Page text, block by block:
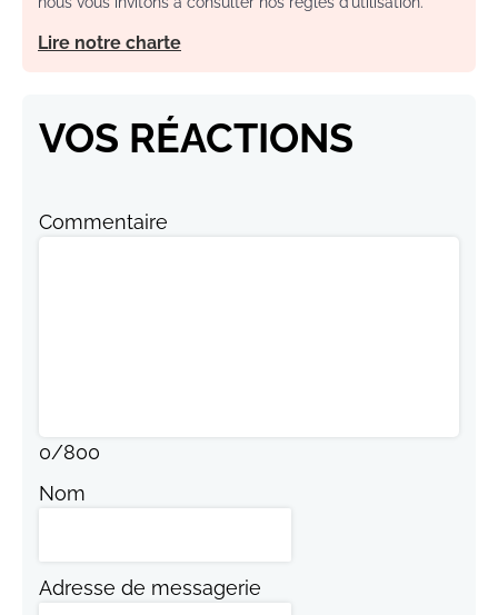
Lire notre charte
VOS RÉACTIONS
Commentaire
0/800
Nom
Adresse de messagerie